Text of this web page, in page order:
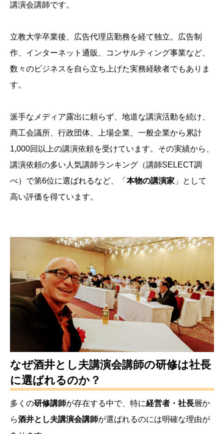
講演会講師です。
立教大学卒業後、広告代理店勤務を経て独立。広告制
作、インターネット通販、コンサルティング事業など、
数々のビジネスを自ら立ち上げた実務経験者でもありま
す。
派手なメディア露出に頼らず、地道な講演活動を続け、
商工会議所、行政団体、上場企業、一般企業から累計
1,000回以上の講演依頼を受けています。その実績から、
講演依頼の多い人気講師ランキング（講師SELECT調
べ）で第6位に選ばれるなど、「 本物の講演家 」として
高い評価を得ています。
なぜ酒井とし夫講演会講師の研修は社長
に選ばれるのか？
多くの研修講師が存在する中で、特に経営者・社長層か
ら酒井とし夫講演会講師が選ばれるのには明確な理由が